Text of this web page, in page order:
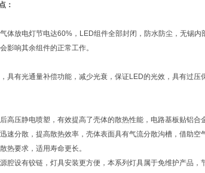
：
体放电灯节电达60%，LED组件全部封闭，防水防尘，无锡内
影响其余组件的正常工作。
具有光通量补偿功能，减少光衰，保证LED的光效，具有过压
高压静电喷塑，有效提高了壳体的散热性能，电路基板贴铝合
速分散，提高散热效率，壳体表面具有气流分散沟槽，借助空
热要求，适用寿命更长。
腔设有铰链，灯具安装更方便，本系列灯具属于免维护产品，